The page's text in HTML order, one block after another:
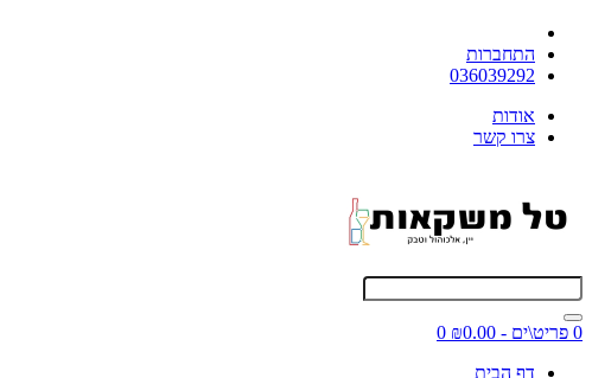
התחברות
036039292
אודות
צרו קשר
0 פריט\ים - ₪0.00
0
דף הבית